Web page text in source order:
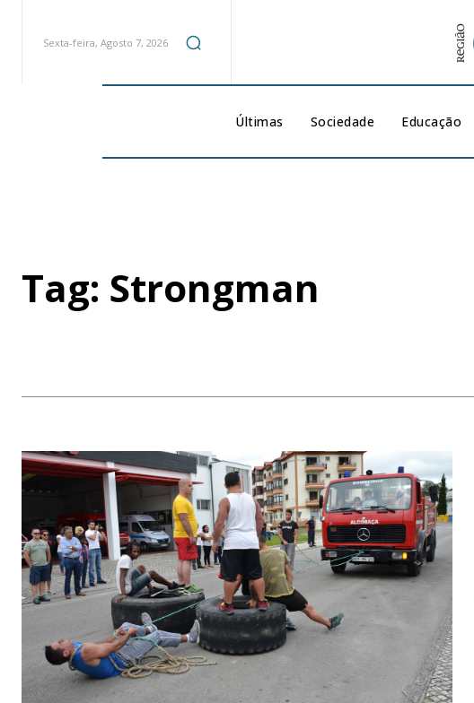
Sexta-feira, Agosto 7, 2026
Últimas Sociedade Educação
Tag: Strongman